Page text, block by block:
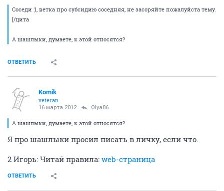
Соседи :), ветка про субсидию соседняя, не засоряйте пожалуйста тему.
[/цита
А шашлыки, думаете, к этой относятся?
ОТВЕТИТЬ
Komik
veteran
16 марта 2012 Olya86
А шашлыки, думаете, к этой относятся?
Я про шашлыки просил писать в личку, если что.
2 Игорь: Читай правила: web-страница
ОТВЕТИТЬ